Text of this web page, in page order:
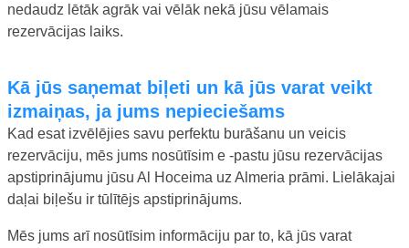
nedaudz lētāk agrāk vai vēlāk nekā jūsu vēlamais
rezervācijas laiks.
Kā jūs saņemat biļeti un kā jūs varat veikt
izmaiņas, ja jums nepieciešams
Kad esat izvēlējies savu perfektu burāšanu un veicis
rezervāciju, mēs jums nosūtīsim e -pastu jūsu rezervācijas
apstiprinājumu jūsu Al Hoceima uz Almeria prāmi. Lielākajai
daļai biļešu ir tūlītējs apstiprinājums.
Mēs jums arī nosūtīsim informāciju par to, kā jūs varat